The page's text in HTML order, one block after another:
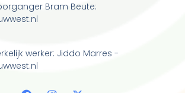
Bram Beute:
werker: Jiddo Marres -